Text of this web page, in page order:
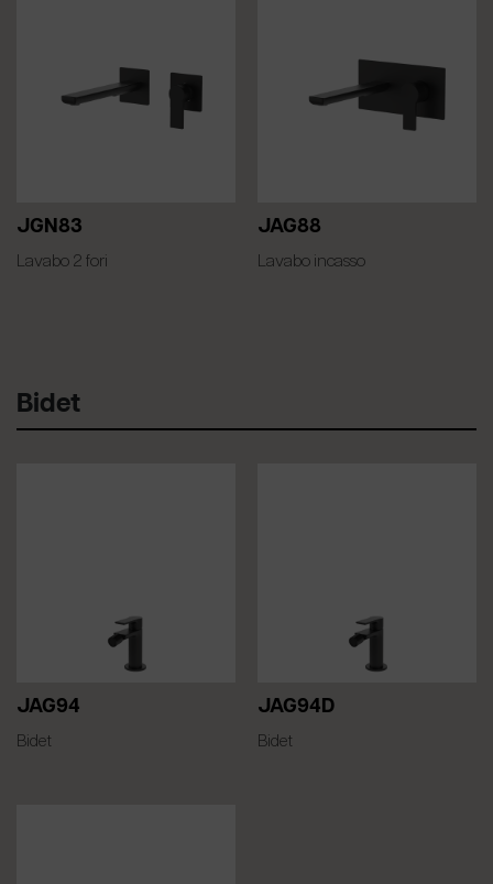
JGN83
Lavabo 2 fori
JAG88
Lavabo incasso
Bidet
JAG94
Bidet
JAG94D
Bidet